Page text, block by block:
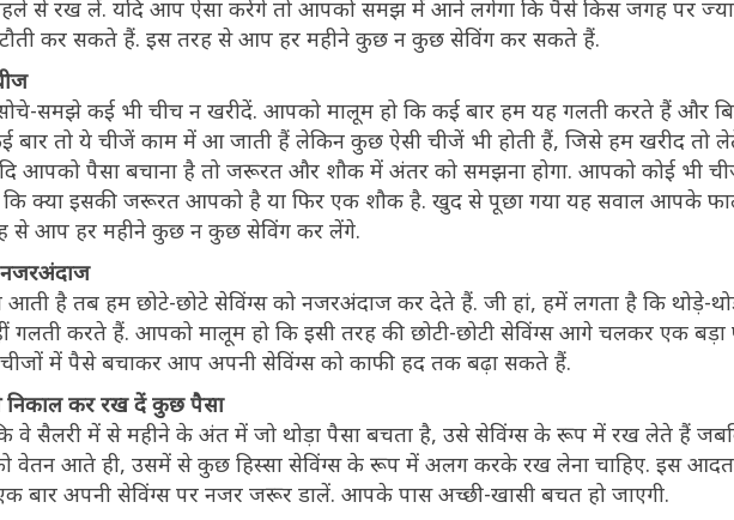
से रख लें. यदि आप ऐसा करेंगे तो आपको समझ में आने लगेगा कि पैसे किस जगह पर
कर सकते हैं. इस तरह से आप हर महीने कुछ न कुछ सेविंग कर सकते हैं.
समझे कई भी चीच न खरीदें. आपको मालूम हो कि कई बार हम यह गलती करते हैं और
बार तो ये चीजें काम में आ जाती हैं लेकिन कुछ ऐसी चीजें भी होती हैं, जिसे हम खरीद तो
आपको पैसा बचाना है तो जरूरत और शौक में अंतर को समझना होगा. आपको कोई भी
क्या इसकी जरूरत आपको है या फिर एक शौक है. खुद से पूछा गया यह सवाल आपके
से आप हर महीने कुछ न कुछ सेविंग कर लेंगे.
नजरअंदाज
है तब हम छोटे-छोटे सेविंग्स को नजरअंदाज कर देते हैं. जी हां, हमें लगता है कि थोड़े-
गलती करते हैं. आपको मालूम हो कि इसी तरह की छोटी-छोटी सेविंग्स आगे चलकर एक
चीजों में पैसे बचाकर आप अपनी सेविंग्स को काफी हद तक बढ़ा सकते हैं.
निकाल कर रख दें कुछ पैसा
वे सैलरी में से महीने के अंत में जो थोड़ा पैसा बचता है, उसे सेविंग्स के रूप में रख लेते हैं
वेतन आते ही, उसमें से कुछ हिस्सा सेविंग्स के रूप में अलग करके रख लेना चाहिए. इस
बार अपनी सेविंग्स पर नजर जरूर डालें. आपके पास अच्छी-खासी बचत हो जाएगी.